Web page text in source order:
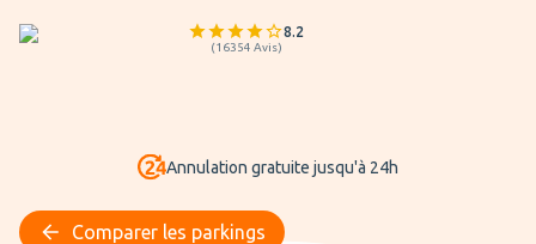
8.2
(16354 Avis)
Annulation gratuite jusqu'à 24h
Comparer les parkings